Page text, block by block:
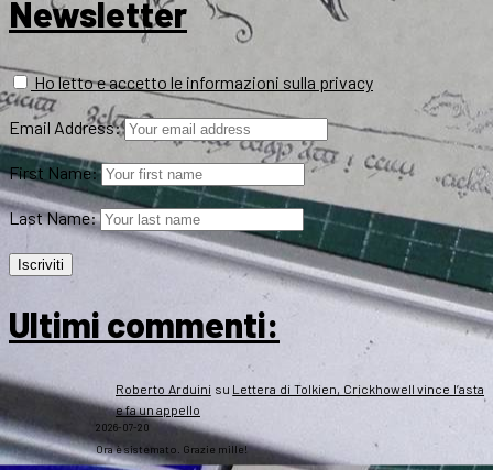
Newsletter
Ho letto e accetto le informazioni sulla privacy
Email Address:
First Name:
Last Name:
Ultimi commenti:
Roberto Arduini su Lettera di Tolkien, Crickhowell vince l’asta
e fa un appello
2026-07-20
Ora è sistemato. Grazie mille!